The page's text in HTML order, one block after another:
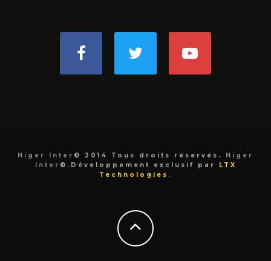
Niger Inter © 2014 Tous droits réservés.
Niger
Inter ©.Développement exclusif par
LTX
Technologies .